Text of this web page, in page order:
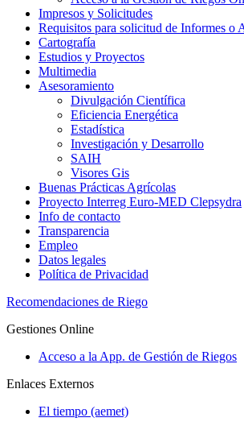
Impresos y Solicitudes
Requisitos para solicitud de Informes o
Cartografía
Estudios y Proyectos
Multimedia
Asesoramiento
Divulgación Científica
Eficiencia Energética
Estadística
Investigación y Desarrollo
SAIH
Visores Gis
Buenas Prácticas Agrícolas
Proyecto Interreg Euro-MED Clepsydra
Info de contacto
Transparencia
Empleo
Datos legales
Política de Privacidad
Recomendaciones de Riego
Gestiones Online
Acceso a la App. de Gestión de Riegos
Enlaces Externos
El tiempo (aemet)